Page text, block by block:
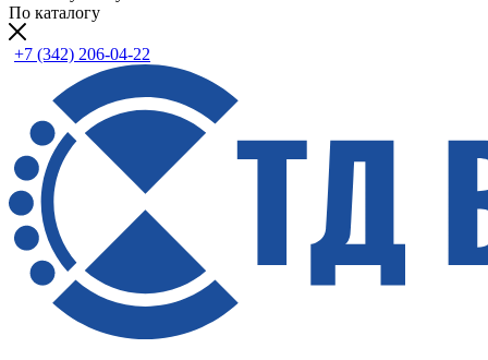
По каталогу
+7 (342) 206-04-22